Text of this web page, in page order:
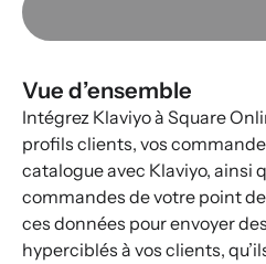
Vue d’ensemble
Intégrez Klaviyo à Square
profils clients, vos
catalogue avec Klaviyo, ainsi
commandes de votre point
ces données pour envoyer
hyperciblés à vos clients,